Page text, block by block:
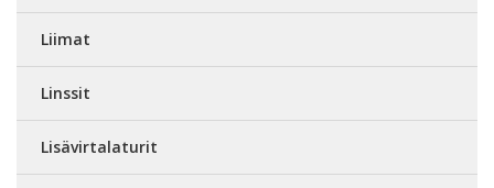
Liimat
Linssit
Lisävirtalaturit